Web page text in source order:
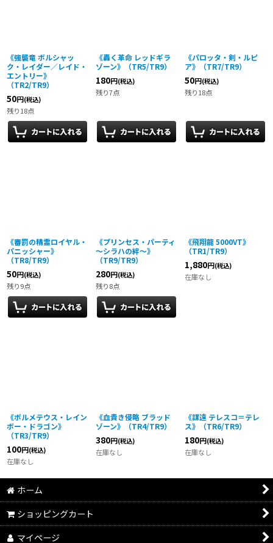
《強襲竜 ボルシャッ
ク・レイダー／レイド・
エントリー》
（TR2/TR9）
50円(税込)
残り18点
《轟く革命 レッドギラ
ゾーン》（TR5/TR9）
180円(税込)
残り7点
《パロッタ・剣・ルピ
ア》（TR7/TR9）
50円(税込)
残り18点
《審罰の精霊ロイヤル・
パニッシャー》
（TR8/TR9）
50円(税込)
残り9点
《プリンセス・パーティ
〜シラハの絆〜》
（TR9/TR9）
280円(税込)
残り8点
《飛翔龍 5000VT》
（TR1/TR9）
1,880円(税込)
在庫なし
《ボルメテウス・レイン
ボー・ドラゴン》
（TR3/TR9）
100円(税込)
在庫なし
《血貴き侵略 ブラッド
ゾーン》（TR4/TR9）
380円(税込)
在庫なし
《謀遠 テレスコ＝テレ
ス》（TR6/TR9）
180円(税込)
在庫なし
ホーム
ショッピングカート
マイページ